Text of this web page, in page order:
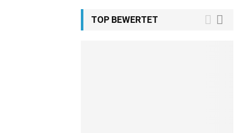
TOP BEWERTET